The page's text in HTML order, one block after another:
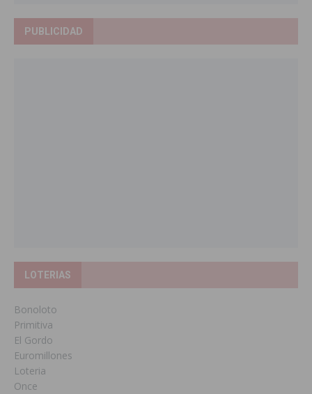
PUBLICIDAD
LOTERIAS
Bonoloto
Primitiva
El Gordo
Euromillones
Loteria
Once